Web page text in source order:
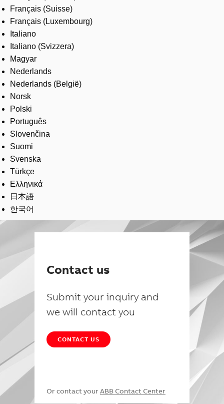
Français (Suisse)
Français (Luxembourg)
Italiano
Italiano (Svizzera)
Magyar
Nederlands
Nederlands (België)
Norsk
Polski
Português
Slovenčina
Suomi
Svenska
Türkçe
Ελληνικά
日本語
한국어
Contact us
Submit your inquiry and
we will contact you
CONTACT US
Or contact your ABB Contact Center